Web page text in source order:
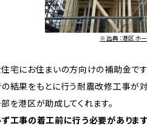
※出典：港区ホ
宅にお住まいの方向けの補助金です
結果をもとに行う耐震改修工事が対
を港区が助成してくれます。
工事の着工前に行う必要があります